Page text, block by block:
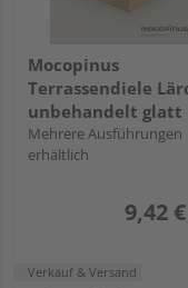
Mocopinus
Terrassendiele
unbehandelt glatt
Mehrere Ausführungen
erhältlich
9,42 €
Verkauf & Versand